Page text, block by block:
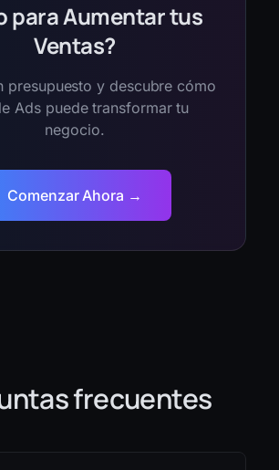
para Aumentar tus
Ventas?
presupuesto y descubre cómo
Ads puede transformar tu
negocio.
Comenzar Ahora →
frecuentes